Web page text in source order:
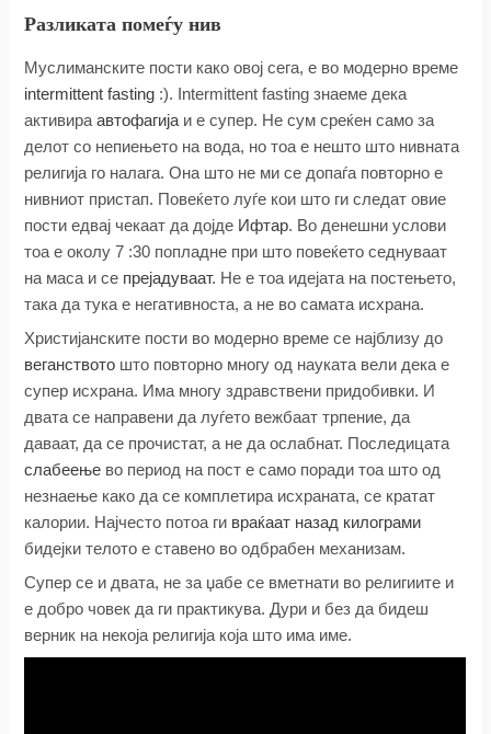
Разликата помеѓу нив
Муслиманските пости како овој сега, е во модерно време
intermittent fasting :). Intermittent fasting знаеме дека
активираавтофагија и е супер. Не сум среќен само за
делот со непиењето на вода, но тоа е нешто што нивната
религија го налага. Она што не ми се допаѓа повторно е
нивниот пристап. Повеќето луѓе кои што ги следат овие
пости едвај чекаат да дојде Ифтар. Во денешни услови
тоа е околу 7 :30 попладне при што повеќето седнуваат
на маса и се прејадуваат. Не е тоа идејата на постењето,
така да тука е негативноста, а не во самата исхрана.
Христијанските пости во модерно време се најблизу до
веганството што повторно многу од науката вели дека е
супер исхрана. Има многу здравствени придобивки. И
двата се направени да луѓето вежбаат трпение, да
даваат, да се прочистат, а не да ослабнат. Последицата
слабеење во период на пост е само поради тоа што од
незнаење како да се комплетира исхраната, се кратат
калории. Најчесто потоа ги враќаат назад килограми
бидејки телото е ставено во одбрабен механизам.
Супер се и двата, не за џабе се вметнати во религиите и
е добро човек да ги практикува. Дури и без да бидеш
верник на некоја религија која што има име.